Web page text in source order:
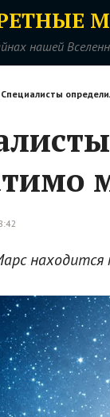
нашей
Специалисты
находится